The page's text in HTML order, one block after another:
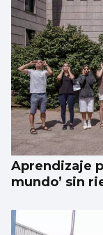
1.000 euros
existe
Aprendizaje
mundo’ sin